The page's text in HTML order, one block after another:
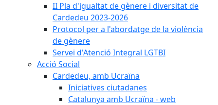
II Pla d'igualtat de gènere i diversitat de
Cardedeu 2023-2026
Protocol per a l'abordatge de la violència
de gènere
Servei d'Atenció Integral LGTBI
Acció Social
Cardedeu, amb Ucraïna
Iniciatives ciutadanes
Catalunya amb Ucraïna - web